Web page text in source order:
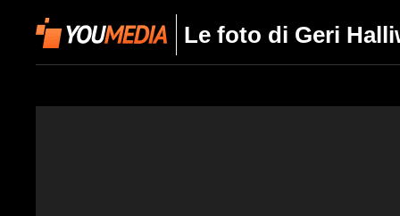
Le foto di Geri